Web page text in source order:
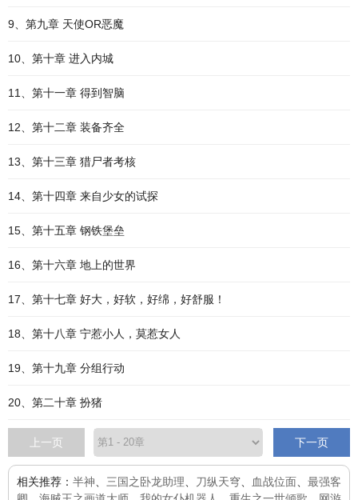
9、第九章 天使OR恶魔
10、第十章 进入内城
11、第十一章 得到智脑
12、第十二章 装备齐全
13、第十三章 猎尸者考核
14、第十四章 来自少女的试探
15、第十五章 钢铁堡垒
16、第十六章 地上的世界
17、第十七章 好大，好软，好绵，好舒服！
18、第十八章 宁惹小人，莫惹女人
19、第十九章 分组行动
20、第二十章 扮猪
上一页 下一页
相关推荐： 半神 三国之卧龙助理 刀纵天穹 血战位面
最强客